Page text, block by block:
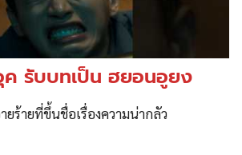
รับบทเป็น ฮยอนอูยง
ยร้ายที่ขึ้นชื่อเรื่องความน่ากลัว